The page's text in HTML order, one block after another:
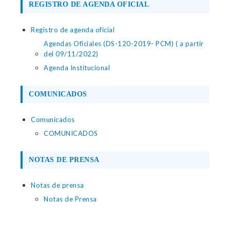
REGISTRO DE AGENDA OFICIAL
Registro de agenda oficial
Agendas Oficiales (DS-120-2019- PCM) ( a partir
del 09/11/2022)
Agenda Institucional
COMUNICADOS
Comunicados
COMUNICADOS
NOTAS DE PRENSA
Notas de prensa
Notas de Prensa